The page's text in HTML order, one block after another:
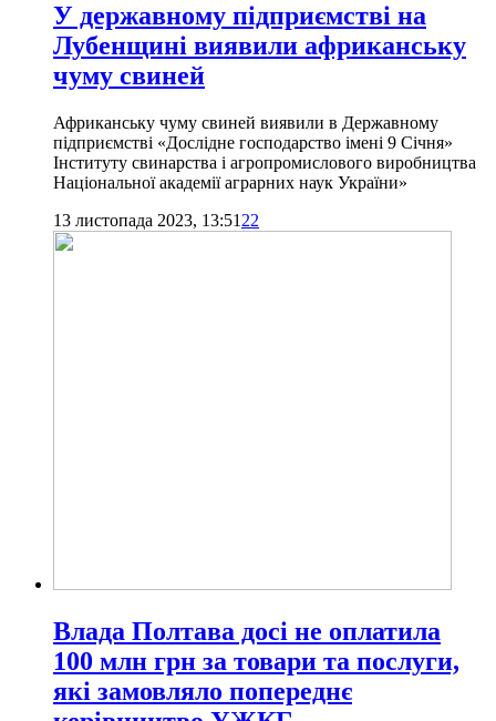
У державному підприємстві на
Лубенщині виявили африканську
чуму свиней
Африканську чуму свиней виявили в Державному
підприємстві «Дослідне господарство імені 9 Січня»
Інституту свинарства і агропромислового виробництва
Національної академії аграрних наук України»
13 листопада 2023, 13:51 22
Влада Полтава досі не оплатила
100 млн грн за товари та послуги,
які замовляло попереднє